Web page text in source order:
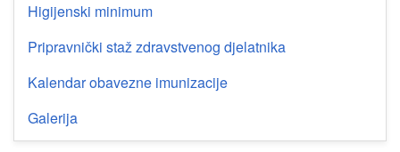
Higijenski minimum
Pripravnički staž zdravstvenog djelatnika
Kalendar obavezne imunizacije
Galerija